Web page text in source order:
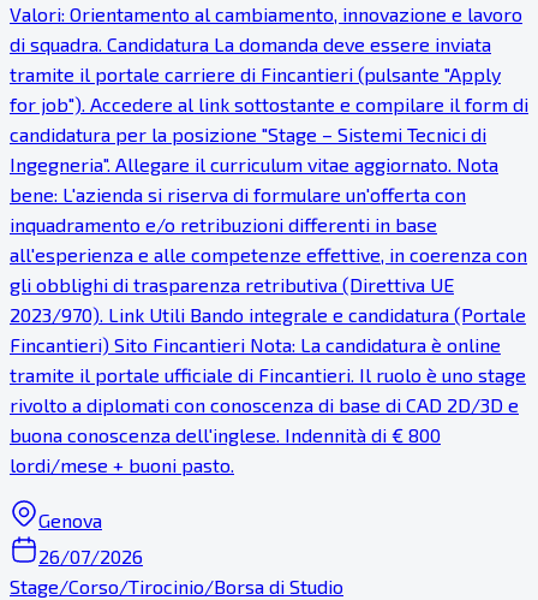
Valori: Orientamento al cambiamento, innovazione e lavoro
di squadra. Candidatura La domanda deve essere inviata
tramite il portale carriere di Fincantieri (pulsante "Apply
for job"). Accedere al link sottostante e compilare il form di
candidatura per la posizione "Stage – Sistemi Tecnici di
Ingegneria". Allegare il curriculum vitae aggiornato. Nota
bene: L'azienda si riserva di formulare un'offerta con
inquadramento e/o retribuzioni differenti in base
all'esperienza e alle competenze effettive, in coerenza con
gli obblighi di trasparenza retributiva (Direttiva UE
2023/970). Link Utili Bando integrale e candidatura (Portale
Fincantieri) Sito Fincantieri Nota: La candidatura è online
tramite il portale ufficiale di Fincantieri. Il ruolo è uno stage
rivolto a diplomati con conoscenza di base di CAD 2D/3D e
buona conoscenza dell'inglese. Indennità di € 800
lordi/mese + buoni pasto.
Genova
26/07/2026
Stage/Corso/Tirocinio/Borsa di Studio